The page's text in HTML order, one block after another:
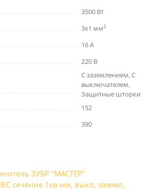
3500 Вт
3х1 мм2
16 А
220 В
С заземлением, С
выключателем,
Защитные шторки
152
390
ЗУБР "МАСТЕР"
сечение 1кв мм, выкл, заземл,